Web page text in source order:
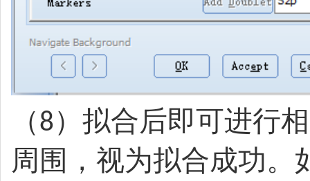
（8 ）拟合后即可进行
周围，视为拟合成功。